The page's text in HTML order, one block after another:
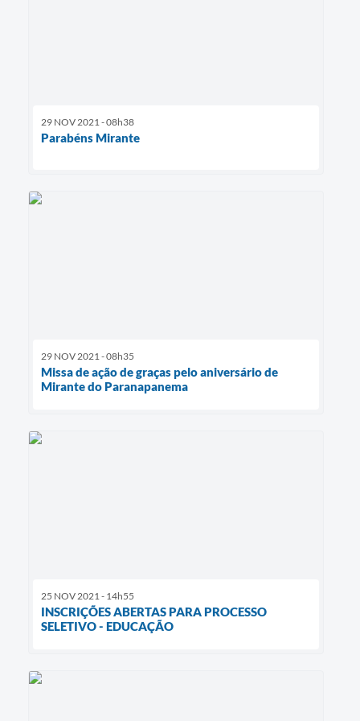
29 NOV 2021 - 08h38
Parabéns Mirante
29 NOV 2021 - 08h35
Missa de ação de graças pelo aniversário de
Mirante do Paranapanema
25 NOV 2021 - 14h55
INSCRIÇÕES ABERTAS PARA PROCESSO
SELETIVO - EDUCAÇÃO